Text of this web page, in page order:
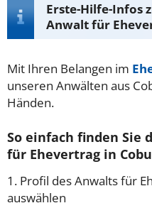
Erste-Hilfe-Infos
Anwalt für
Mit Ihren Belangen im
unseren Anwälten aus
Händen.
So einfach finden Sie
für Ehevertrag in
1. Profil des Anwalts für
auswählen